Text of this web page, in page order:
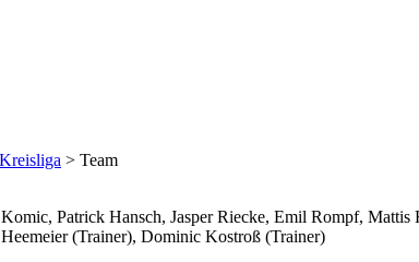
> Team
Patrick Hansch, Jasper Riecke, Emil Rompf,
(Trainer), Dominic Kostroß (Trainer)